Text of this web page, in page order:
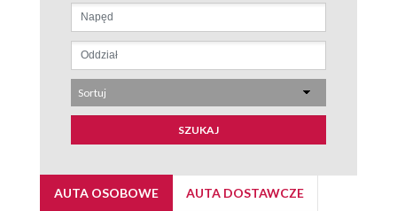
Sortuj
SZUKAJ
AUTA OSOBOWE AUTA DOSTAWCZE